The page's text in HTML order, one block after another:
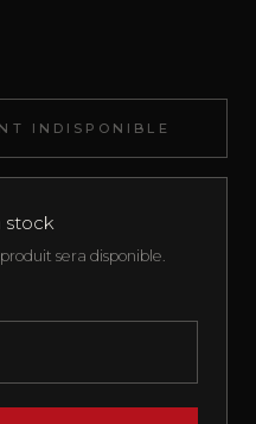
INDISPONIBLE
stock
sera disponible.